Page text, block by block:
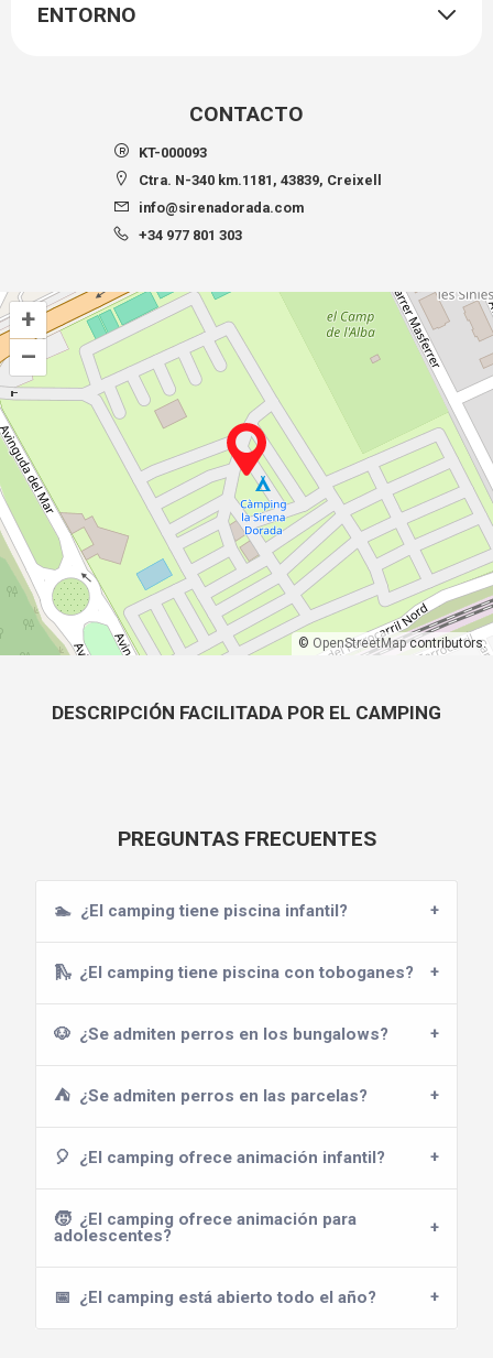
ENTORNO
CONTACTO
KT-000093
Ctra. N-340 km.1181, 43839, Creixell
info@sirenadorada.com
+34 977 801 303
+
–
© OpenStreetMapcontributors.
DESCRIPCIÓN FACILITADA POR EL CAMPING
PREGUNTAS FRECUENTES
🏊 ¿El camping tiene piscina infantil?
🛝 ¿El camping tiene piscina con toboganes?
🐶 ¿Se admiten perros en los bungalows?
⛺ ¿Se admiten perros en las parcelas?
🎈 ¿El camping ofrece animación infantil?
🧒 ¿El camping ofrece animación para
adolescentes?
📅 ¿El camping está abierto todo el año?